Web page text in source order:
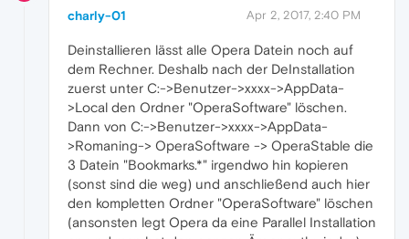
charly-01 Apr 2, 2017, 2:40 PM
Deinstallieren lässt alle Opera Datein noch auf
dem Rechner. Deshalb nach der DeInstallation
zuerst unter C:->Benutzer->xxxx->AppData-
>Local den Ordner "OperaSoftware" löschen.
Dann von C:->Benutzer->xxxx->AppData-
>Romaning-> OperaSoftware -> OperaStable die
3 Datein "Bookmarks.*" irgendwo hin kopieren
(sonst sind die weg) und anschließend auch hier
den kompletten Ordner "OperaSoftware" löschen
(ansonsten legt Opera da eine Parallel Installation